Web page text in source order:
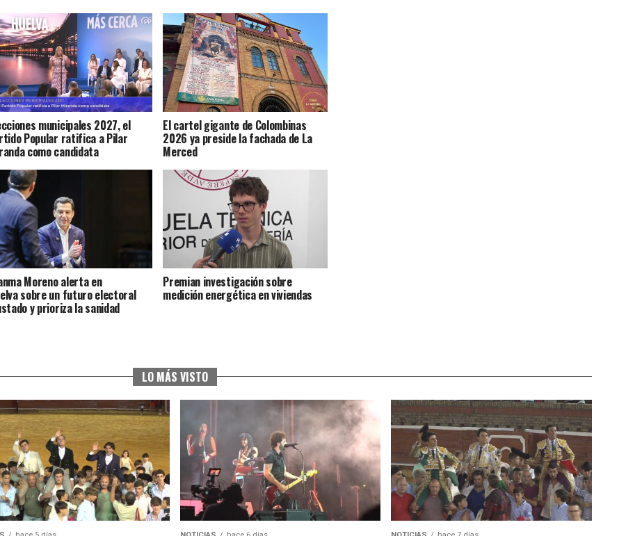
municipales 2027, el
Popular ratifica a Pilar
como candidata
El cartel gigante de Colombinas
2026 ya preside la fachada de La
Merced
Moreno alerta en
sobre un futuro electoral
y prioriza la sanidad
Premian investigación sobre
medición energética en viviendas
LO MÁS VISTO